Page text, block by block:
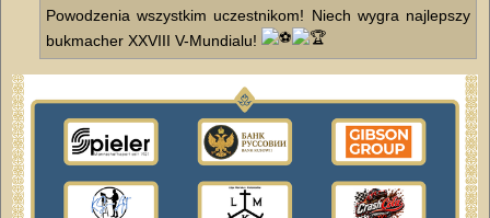
Powodzenia wszystkim uczestnikom! Niech wygra najlepszy
bukmacher XXVIII V-Mundialu!